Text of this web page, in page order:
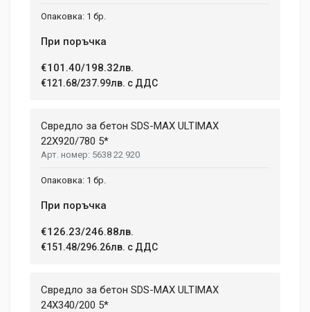
1 бр.
При поръчка
€101.40/198.32лв.
€121.68/237.99лв. с ДДС
Свредло за бетон SDS-MAX ULTIMAX
22X920/780 5*
5638 22 920
1 бр.
При поръчка
€126.23/246.88лв.
€151.48/296.26лв. с ДДС
Свредло за бетон SDS-MAX ULTIMAX
24X340/200 5*